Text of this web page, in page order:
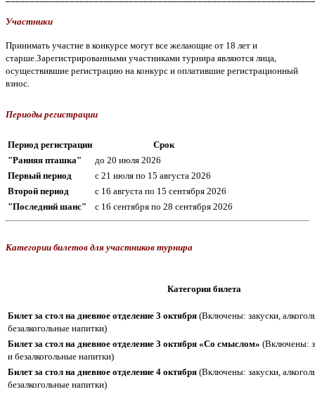
Участники
Принимать участие в конкурсе могут все желающие от 18 лет и
старше.Зарегистрированными участниками турнира являются лица,
осуществившие регистрацию на конкурс и оплатившие регистрационный
взнос.
Периоды регистрации
Период регистрации
Срок
"Ранняя пташка"
до 20 июля 2026
Первый период
с 21 июля по 15 августа 2026
Второй период
с 16 августа по 15 сентября 2026
"Последний шанс"
с 16 сентября по 28 сентября 2026
Категории билетов для участников турнира
Категория билета
Билет за стол на дневное отделение 3 октября (Включены: закуски,
безалкогольные напитки)
Билет за стол на дневное отделение 3 октября «Со смыслом» (Включены:
и безалкогольные напитки)
Билет за стол на дневное отделение 4 октября (Включены: закуски,
безалкогольные напитки)